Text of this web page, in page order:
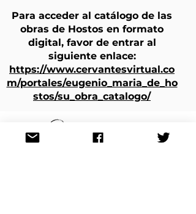
Para acceder al catálogo de las
obras de Hostos en formato
digital, favor de entrar al
siguiente enlace:
https://www.cervantesvirtual.co
m/portales/eugenio_maria_de_ho
stos/su_obra_catalogo/